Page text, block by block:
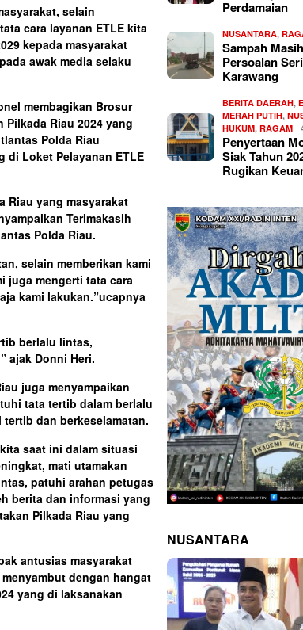
selain
cara layanan ETLE kita
kepada masyarakat
awak media selaku
membagikan Brosur
Riau 2024 yang
Polda Riau
di Loket Pelayanan ETLE
Riau yang masyarakat
Terimakasih
Polda Riau.
selain memberikan kami
juga mengerti tata cara
kami lakukan.”ucapnya
berlalu lintas,
ajak Donni Heri.
juga menyampaikan
tata tertib dalam berlalu
dan berkeselamatan.
saat ini dalam situasi
mati utamakan
patuhi arahan petugas
berita dan informasi yang
Pilkada Riau yang
antusias masyarakat
dengan hangat
yang di laksanakan
Perdamaian
NUSANTARA,
Sampah
Persoalan
Karawang
BERITA DAERAH,
MERAH PUTIH,
HUKUM,RAGAM
Penyertaan
Siak Tahun
Rugikan
NUSANTARA